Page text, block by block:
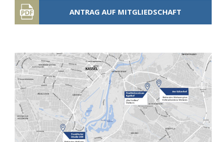
ANTRAG AUF MITGLIEDSCHAFT